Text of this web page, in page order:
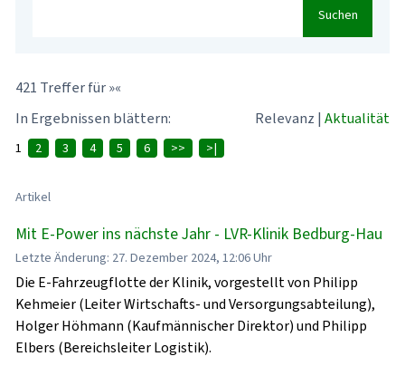
Suchen
421 Treffer für »«
In Ergebnissen blättern:
Relevanz | Aktualität
1 2 3 4 5 6 >> >|
Artikel
Mit E-Power ins nächste Jahr - LVR-Klinik Bedburg-Hau
Letzte Änderung: 27. Dezember 2024, 12:06 Uhr
Die E-Fahrzeugflotte der Klinik, vorgestellt von Philipp
Kehmeier (Leiter Wirtschafts- und Versorgungsabteilung),
Holger Höhmann (Kaufmännischer Direktor) und Philipp
Elbers (Bereichsleiter Logistik).